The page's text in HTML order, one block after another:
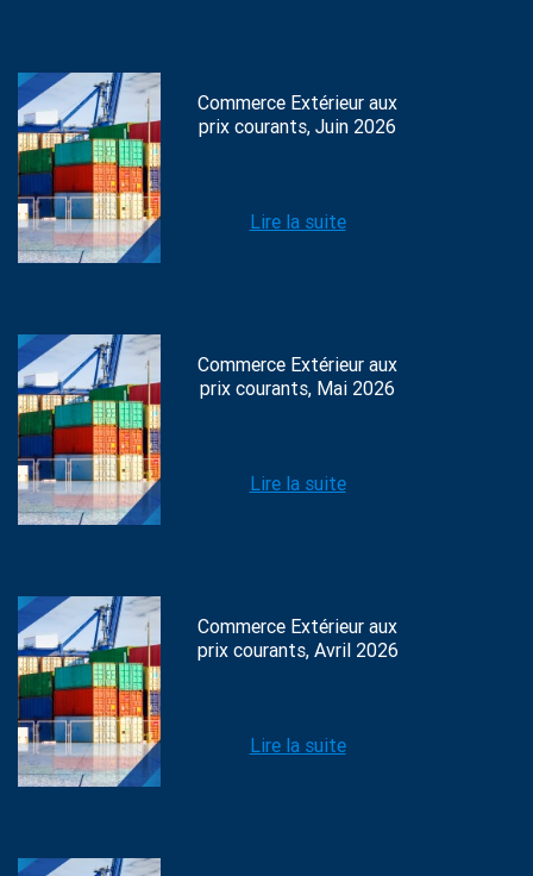
Commerce Extérieur aux
prix courants, Juin 2026
Lire la suite
Commerce Extérieur aux
prix courants, Mai 2026
Lire la suite
Commerce Extérieur aux
prix courants, Avril 2026
Lire la suite